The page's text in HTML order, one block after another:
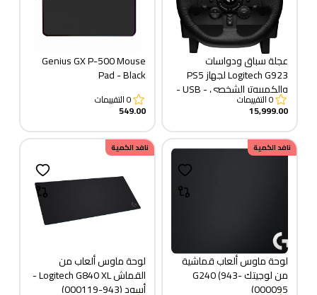
عجلة سباق ودواسات
Logitech G923 لجهاز PS5
والكمبيوتر الشخصي - USB -
قابس
0التقييمات
15,999.00
Genius GX P-500 Mouse
Pad - Black
0التقييمات
549.00
نافد الكمية
لوحة ماوس ألعاب قماشية
من لوجيتك G240 (943-
000095)
نافد الكمية
لوحة ماوس ألعاب من
القماش Logitech G840 XL -
أسود (943-000119)